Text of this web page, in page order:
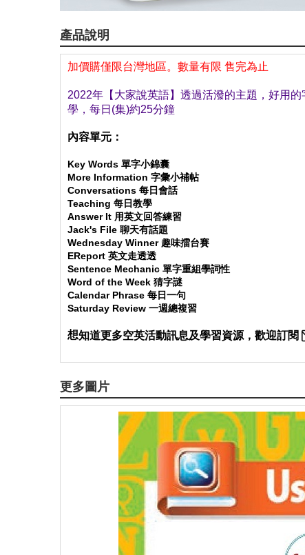
產品說明
加價購僅限台灣地區。數量有限 售完為止
2022年【大家說英語】透過活潑的主題，好用
學，每日(集)約25分鐘
內容單元：
Key Words 單字小錦囊
More Information 字彙小補帖
Conversations 每日會話
Teaching 每日教學
Answer It 用英文回答練習
Jack's File 聊天有話題
Wednesday Winner 趣味擂台賽
EReport 英文走透透
Sentence Mechanic 單字重組學詞性
Word of the Week 猜字謎
Calendar Phrase 每日一句
Saturday Review 一週總複習
想知道更多空英活動訊息及學習資源，歡迎訂閱
更多圖片